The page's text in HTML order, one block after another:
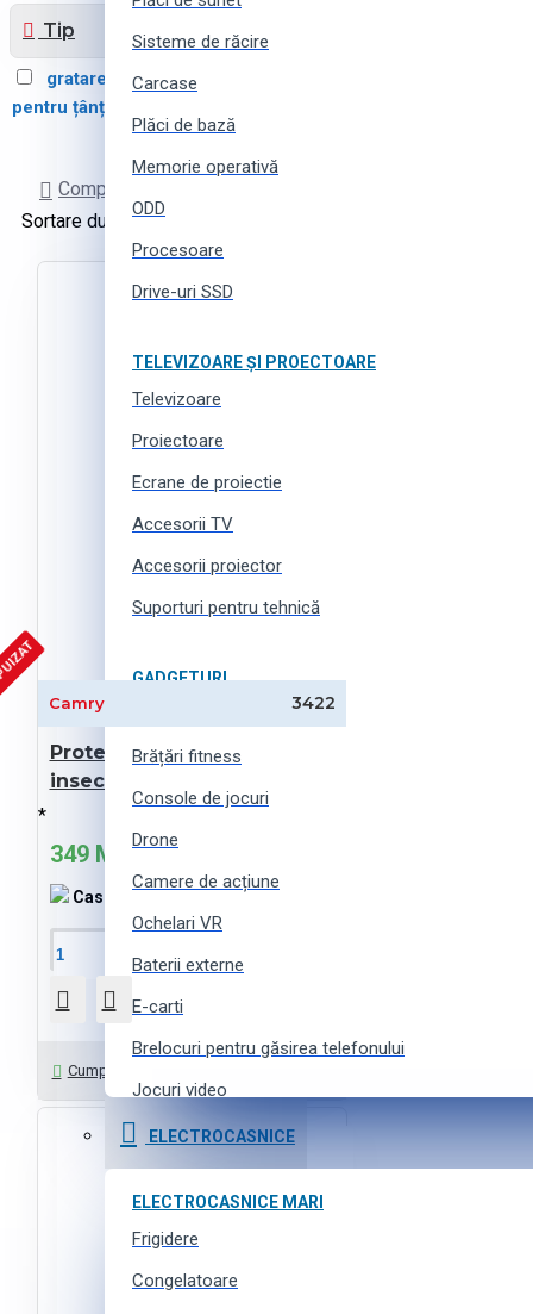
Sisteme de răcire
Carcase
Plăci de bază
Memorie operativă
ODD
Procesoare
Drive-uri SSD
TELEVIZOARE ȘI PROECTOARE
Televizoare
Proiectoare
Ecrane de proiectie
Accesorii TV
Accesorii proiector
Suporturi pentru tehnică
GADGETURI
Brățări fitness
Console de jocuri
Drone
Camere de acțiune
Ochelari VR
Baterii externe
E-carti
Brelocuri pentru găsirea telefonului
Jocuri video
Curele pentru ceasuri inteligente
Accesorii pentru camere de acțiune
TEHNICĂ FOTO
Camere SLR
ELECTROCASNICE
ELECTROCASNICE MARI
Frigidere
Congelatoare
Tip
gratare electrice
pentru țânțari
Comparare produse
Sortare după:
Camry 3422
Protecție împotriva
insectelor Camry CR-7937
*
349 MDL
Cashback:7 MDL
În Coş
Cumpără cu 1 click